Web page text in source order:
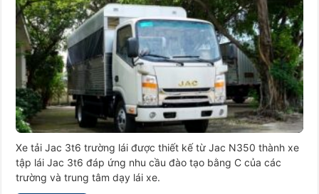
JAC
3T6
TRƯỜNG
LÁI
Xe tải Jac 3t6 trường lái được thiết kế từ Jac N350 thành xe
tập lái Jac 3t6 đáp ứng nhu cầu đào tạo bằng C của các
trường và trung tâm dạy lái xe.